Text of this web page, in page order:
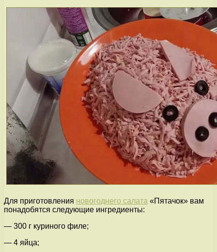
Для приготовления новогоднего салата «Пятачок» вам
понадобятся следующие ингредиенты:
— 300 г куриного филе;
— 4 яйца;